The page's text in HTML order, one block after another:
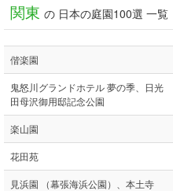
関東 の 日本の庭園100選 一覧
偕楽園
鬼怒川グランドホテル 夢の季、日光
田母沢御用邸記念公園
楽山園
花田苑
見浜園 （幕張海浜公園）、本土寺